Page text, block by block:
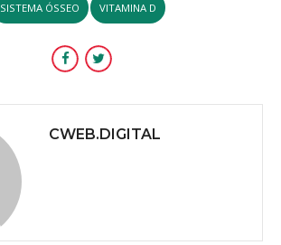
SISTEMA ÓSSEO VITAMINA D
CWEB.DIGITAL